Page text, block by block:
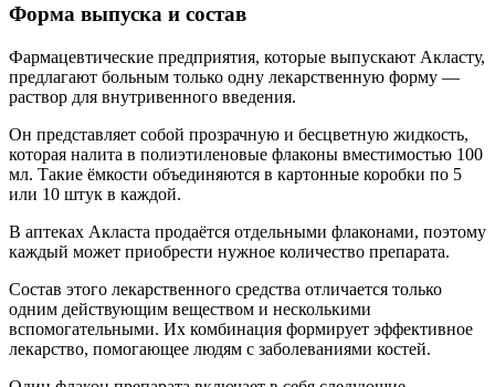
Форма выпуска и состав
Фармацевтические предприятия, которые выпускают Акласту,
предлагают больным только одну лекарственную форму —
раствор для внутривенного введения.
Он представляет собой прозрачную и бесцветную жидкость,
которая налита в полиэтиленовые флаконы вместимостью 100
мл. Такие ёмкости объединяются в картонные коробки по 5
или 10 штук в каждой.
В аптеках Акласта продаётся отдельными флаконами, поэтому
каждый может приобрести нужное количество препарата.
Состав этого лекарственного средства отличается только
одним действующим веществом и несколькими
вспомогательными. Их комбинация формирует эффективное
лекарство, помогающее людям с заболеваниями костей.